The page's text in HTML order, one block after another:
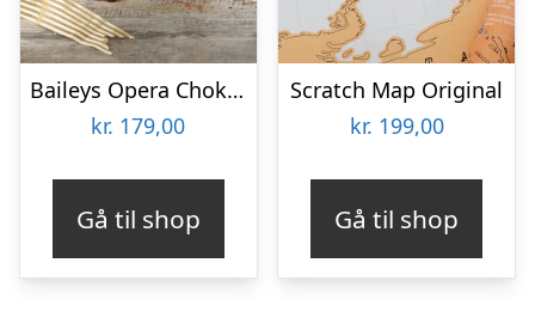
Baileys Opera Chokoladeæske
kr. 179,00
Gå til shop
Scratch Map Original
kr. 199,00
Gå til shop